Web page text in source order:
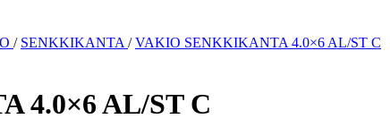
/ SENKKIKANTA /VAKIO SENKKIKANTA 4.0×6 AL/ST C
4.0×6 AL/ST C